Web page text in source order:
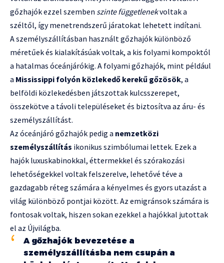
gőzhajók ezzel szemben szinte függetlenekvoltak a
széltől, így menetrendszerű járatokat lehetett indítani.
A személyszállításban használt gőzhajók különböző
méretűek és kialakításúak voltak, a kis folyami kompoktól
a hatalmas óceánjárókig. A folyami gőzhajók, mint például
a Mississippi folyón közlekedő kerekű gőzösök, a
belföldi közlekedésben játszottak kulcsszerepet,
összekötve a távoli településeket és biztosítva az áru- és
személyszállítást.
Az óceánjáró gőzhajók pedig a nemzetközi
személyszállítás ikonikus szimbólumai lettek. Ezek a
hajók luxuskabinokkal, éttermekkel és szórakozási
lehetőségekkel voltak felszerelve, lehetővé téve a
gazdagabb réteg számára a kényelmes és gyors utazást a
világ különböző pontjai között. Az emigránsok számára is
fontosak voltak, hiszen sokan ezekkel a hajókkal jutottak
el az Újvilágba.
A gőzhajók bevezetése a
személyszállításba nem csupán a